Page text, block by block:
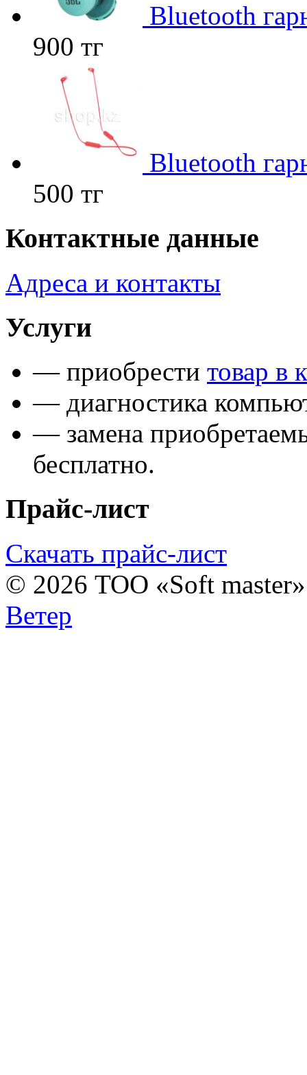
Bluetooth
900 тг
Bluetooth
500 тг
Контактные данные
Адреса и контакты
Услуги
— приобрести товар в
— диагностика
— замена
бесплатно.
Прайс-лист
Скачать прайс-лист
© 2026 ТОО «Soft
Ветер